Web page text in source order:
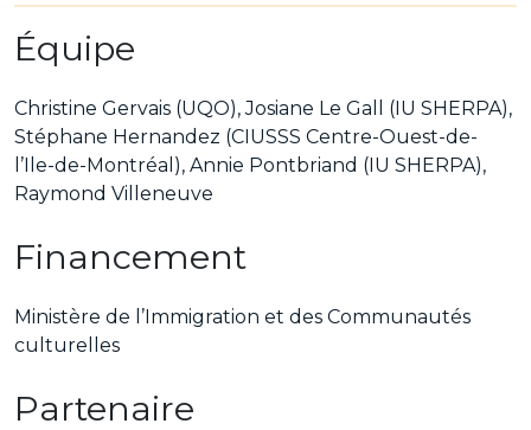
Équipe
Christine Gervais (UQO), Josiane Le Gall (IU SHERPA),
Stéphane Hernandez (CIUSSS Centre-Ouest-de-
l’Ile-de-Montréal), Annie Pontbriand (IU SHERPA),
Raymond Villeneuve
Financement
Ministère de l’Immigration et des Communautés
culturelles
Partenaire